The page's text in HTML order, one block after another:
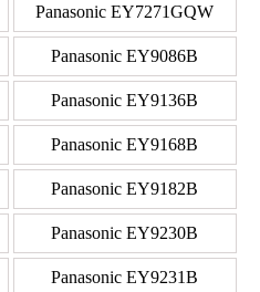
Panasonic EY7271GQW
Panasonic EY9086B
Panasonic EY9136B
Panasonic EY9168B
Panasonic EY9182B
Panasonic EY9230B
Panasonic EY9231B